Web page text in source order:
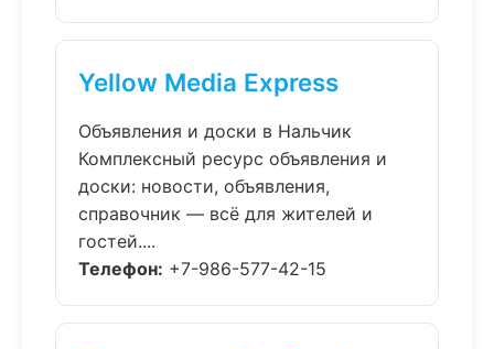
Yellow Media Express
Объявления и доски в Нальчик
Комплексный ресурс объявления и
доски: новости, объявления,
справочник — всё для жителей и
гостей....
Телефон: +7-986-577-42-15